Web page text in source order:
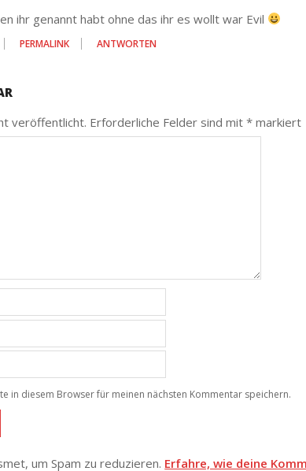
ihr genannt habt ohne das ihr es wollt war Evil
PERMALINK ANTWORTEN
veröffentlicht. Erforderliche Felder sind mit* markiert
in diesem Browser für meinen nächsten Kommentar speichern.
um Spam zu reduzieren. Erfahre, wie deine